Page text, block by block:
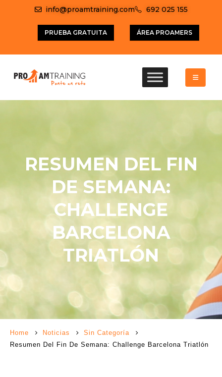
info@proamtraining.com 692 025 155
PRUEBA GRATUITA ÁREA PROAMERS
RESUMEN DEL FIN
DE SEMANA:
CHALLENGE
BARCELONA
TRIATLÓN
Home Noticias
Sin Categoría
Resumen Del Fin De Semana: Challenge Barcelona Triatlón